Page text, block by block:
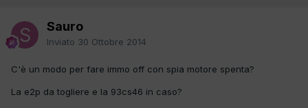
Sauro
Inviato 30 Ottobre 2014
C'è un modo per fare immo off con spia motore spenta?
La e2p da togliere e la 93cs46 in caso?